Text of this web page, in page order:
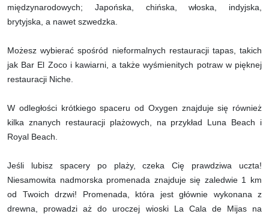
międzynarodowych; Japońska, chińska, włoska, indyjska,
brytyjska, a nawet szwedzka.
Możesz wybierać spośród nieformalnych restauracji tapas, takich
jak Bar El Zoco i kawiarni, a także wyśmienitych potraw w pięknej
restauracji Niche.
W odległości krótkiego spaceru od Oxygen znajduje się również
kilka znanych restauracji plażowych, na przykład Luna Beach i
Royal Beach.
Jeśli lubisz spacery po plaży, czeka Cię prawdziwa uczta!
Niesamowita nadmorska promenada znajduje się zaledwie 1 km
od Twoich drzwi! Promenada, która jest głównie wykonana z
drewna, prowadzi aż do uroczej wioski La Cala de Mijas na